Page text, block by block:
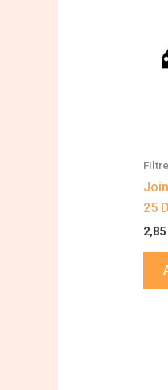
25
2,85